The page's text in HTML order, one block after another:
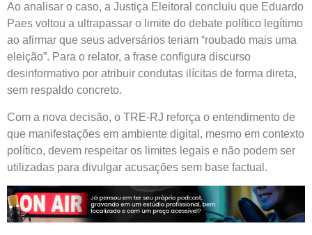
Ao analisar o caso, a Justiça Eleitoral concluiu que Eduardo
Paes voltou a ultrapassar o limite do debate político legítimo
ao afirmar que seus adversários teriam “roubado mais uma
eleição”. Para o relator, a frase configura discurso
desinformativo por atribuir condutas ilícitas de forma direta,
sem respaldo concreto.
Com a nova decisão, o TRE-RJ reforça o entendimento de
que manifestações em ambiente digital, mesmo em contexto
político, devem respeitar os limites legais e não podem ser
utilizadas para divulgar acusações sem base factual.